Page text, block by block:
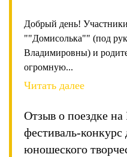
Добрый день!
""Домисолька"" (под
Владимировны) и
огромную...
Читать далее
Отзыв о поездке
фестиваль-конкурс
юношеского